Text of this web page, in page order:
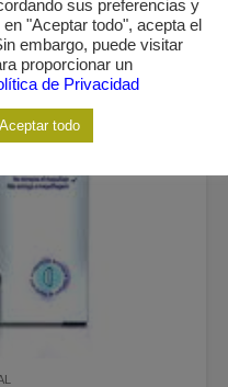
sus preferencias y
"Aceptar todo", acepta el
embargo, puede visitar
proporcionar un
de Privacidad
Aceptar todo